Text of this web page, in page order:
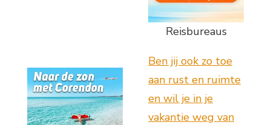
Reisbureaus
Ben jij ook zo toe
aan rust en ruimte
en wil je in je
vakantie weg van